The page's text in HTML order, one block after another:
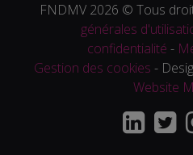
FNDMV 2026 © Tous
générales
confidentialité -
Gestion des cookies -
Website